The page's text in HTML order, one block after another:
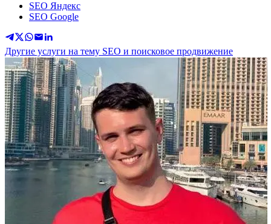
SEO Яндекс
SEO Google
Другие услуги на тему SEO и поисковое продвижение